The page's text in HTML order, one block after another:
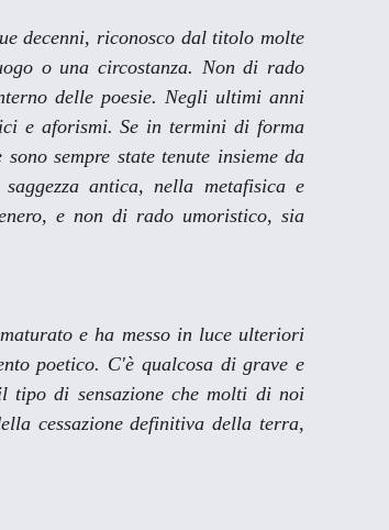
decenni, riconosco dal titolo molte
o una circostanza. Non di rado
delle poesie. Negli ultimi anni
e aforismi. Se in termini di forma
sempre state tenute insieme da
antica, nella metafisica e
e non di rado umoristico, sia
e ha messo in luce ulteriori
poetico. C'è qualcosa di grave e
tipo di sensazione che molti di noi
cessazione definitiva della terra,